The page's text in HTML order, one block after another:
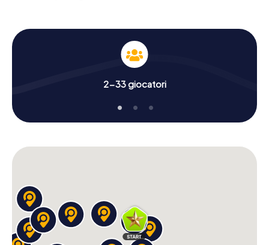
2-33 giocatori